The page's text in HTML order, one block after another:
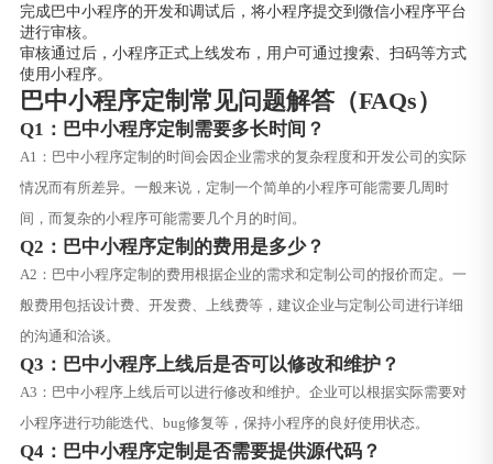
完成巴中小程序的开发和调试后，将小程序提交到微信小程序平台
进行审核。
审核通过后，小程序正式上线发布，用户可通过搜索、扫码等方式
使用小程序。
巴中小程序定制常见问题解答（FAQs）
Q1：巴中小程序定制需要多长时间？
A1：巴中小程序定制的时间会因企业需求的复杂程度和开发公司的实际
情况而有所差异。一般来说，定制一个简单的小程序可能需要几周时
间，而复杂的小程序可能需要几个月的时间。
Q2：巴中小程序定制的费用是多少？
A2：巴中小程序定制的费用根据企业的需求和定制公司的报价而定。一
般费用包括设计费、开发费、上线费等，建议企业与定制公司进行详细
的沟通和洽谈。
Q3：巴中小程序上线后是否可以修改和维护？
A3：巴中小程序上线后可以进行修改和维护。企业可以根据实际需要对
小程序进行功能迭代、bug修复等，保持小程序的良好使用状态。
Q4：巴中小程序定制是否需要提供源代码？